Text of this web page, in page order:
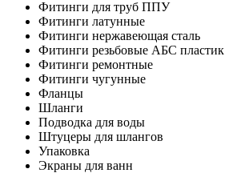
Фитинги для труб ППУ
Фитинги латунные
Фитинги нержавеющая сталь
Фитинги резьбовые АБС пластик
Фитинги ремонтные
Фитинги чугунные
Фланцы
Шланги
Подводка для воды
Штуцеры для шлангов
Упаковка
Экраны для ванн